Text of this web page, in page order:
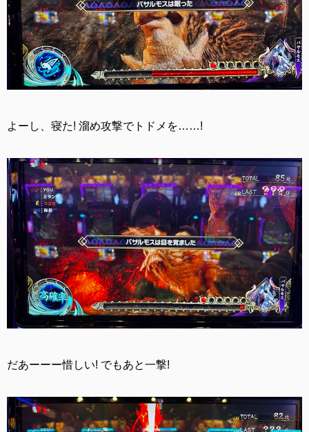
よーし、寝た! 溜め攻撃でトドメを……!
だあーーー惜しい! でもあと一撃!